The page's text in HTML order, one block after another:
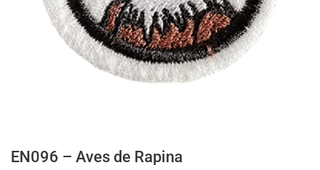
EN096 – Aves de Rapina